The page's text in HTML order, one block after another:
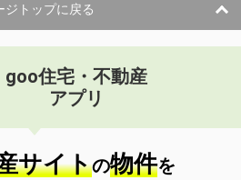
48.11m²
島東２丁目
31.90万円
神奈川県横浜市港北区綱島東２丁目
貸店舗・事務所
45.5m²
ジトップに戻る
goo住宅・不動産
アプリ
サイトの物件を